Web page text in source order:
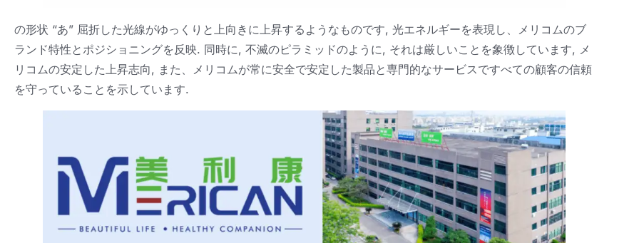
の形状 “あ” 屈折した光線がゆっくりと上向きに上昇するようなものです, 光エネルギーを表現し、メリコムのブ
ランド特性とポジショニングを反映. 同時に, 不滅のピラミッドのように, それは厳しいことを象徴しています, メ
リコムの安定した上昇志向, また、メリコムが常に安全で安定した製品と専門的なサービスですべての顧客の信頼
を守っていることを示しています.